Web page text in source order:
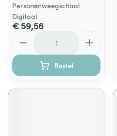
Personenweegschaal
Digitaal
€ 59,56
Bestel